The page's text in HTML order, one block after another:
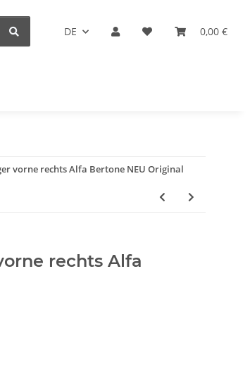
DE 0,00 €
vorne rechts Alfa Bertone NEU Original
rechts Alfa